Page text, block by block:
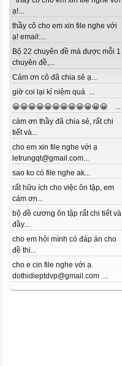
ạ!...
thầy cô cho em xin file nghe với
ạ! email:...
Bộ 22 chuyên đề mà được mỗi 1
chuyên đề,...
Cảm ơn cô đã chia sẻ ạ...
giờ coi lại kỉ niệm quá ...
😀😀😀😀😀😀😀😀😀😀😀😀 ...
cám ơn thầy đã chia sẻ, rất chi
tiết và...
cho em xin file nghe với ạ
letrungqt@gmail.com...
sao ko có file nghe ak...
rất hữu ích cho việc ôn tập, em
cám ơn...
bộ đề cương ôn tập rất chi tiết và
đầy...
cho em hỏi mình có đáp án cho
đề thi...
cho e cin file nghe với ạ.
dothidieptdvp@gmail.com ...